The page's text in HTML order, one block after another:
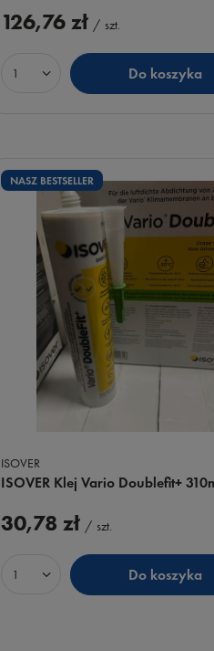
126,76 zł / szt.
Ilość produktów Do koszyka
NASZ BESTSELLER
ISOVER
ISOVER Klej Vario Doublefit+
30,78 zł / szt.
Ilość produktów Do koszyka